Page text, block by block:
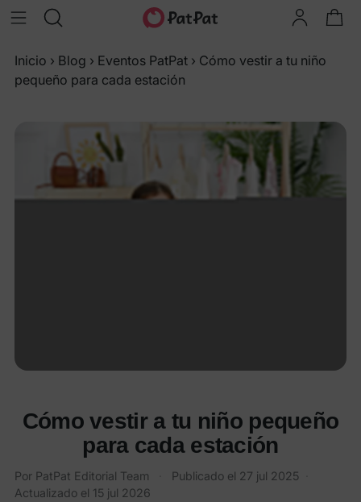
Inicio › Blog › Eventos PatPat › Cómo vestir a tu niño
pequeño para cada estación
Cómo vestir a tu niño pequeño
para cada estación
Por PatPat Editorial Team Publicado el 27 jul 2025
Actualizado el 15 jul 2026